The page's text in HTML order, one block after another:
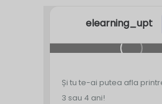
elearning_upt
Și tu te-ai putea afla
3 sau 4 ani!